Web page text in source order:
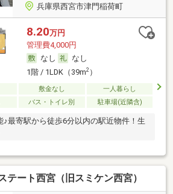
兵庫県西宮市津門稲荷町
8.20万円
管理費4,000円
なし
なし
1階 / 1LDK（39m2）
敷金なし
一人暮らし
バス・トイレ別 駐車場(近隣含)
♪最寄駅から徒歩6分以内の駅近物件！生
テート西宮（旧スミケン西宮）